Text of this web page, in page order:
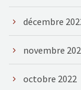
décembre
novembre
octobre 2022